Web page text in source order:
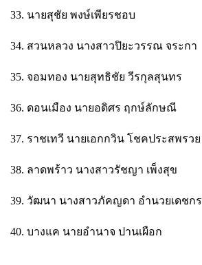
33. นายสุชัย พงษ์เพียรชอบ
34. สวนหลวง นางสาวปิยะวรรณ จระกา
35. จอมทอง นายสุทธิชัย วีรกุลสุนทร
36. ดอนเมือง นายอดิศร ฤกษ์ลักษณี
37. ราชเทวี นายเอกกวิน โชคประสพรวย
38. ลาดพร้าว นางสาวรัชญา เพ็งสุข
39. วัฒนา นางสาวภัคญดา อำนวยเดชกร
40. บางแค นายอำนาจ ปานเผือก